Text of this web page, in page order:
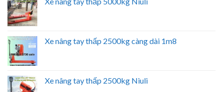
Xe nâng tay thấp 2500kg càng dài 1m8
Xe nâng tay thấp 2500kg Niuli